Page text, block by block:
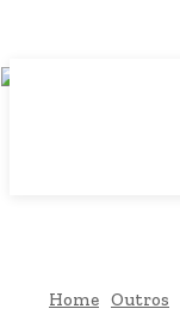
Home Outros